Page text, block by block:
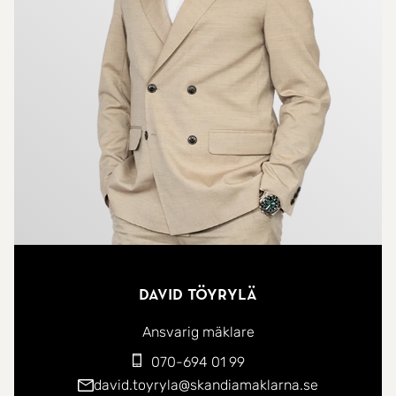
matlagning och umgänge samt ett badrum. Här
finns gott om plats för både vardagsliv och sociala
tillställningar. På övre plan öppnar bostaden upp
sig med ett stort allrum som blir en naturlig
samlingsplats för familj och vänner. Härifrån når
du även den stora balkongen/terrassen som
erbjuder härliga ytor för avkoppling under årets
varmare månader. På detta plan finns dessutom
ytterligare sovrum och ett andra badrum.
bostadsdelen med egen entré. Här finns hall,
mindre kök eller kokvrå samt två separata sovrum,
båda med tillhörande badrum. En perfekt lösning
för uthyrning, generationsboende, tonårsbarn,
David Töyrylä
Ansvarig mäklare
070-694 01 99
david.toyryla@skandiamaklarna.se